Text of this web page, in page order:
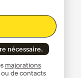
nécessaire.
majorations
ou de contacts